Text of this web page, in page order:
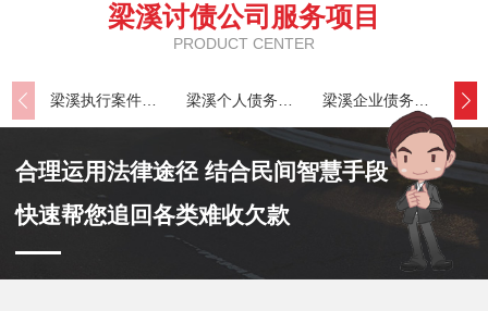
梁溪讨债公司服务项目
PRODUCT CENTER
梁溪执行案件处理
合理运用法律途径 结合民间智慧手段
快速帮您追回各类难收欠款